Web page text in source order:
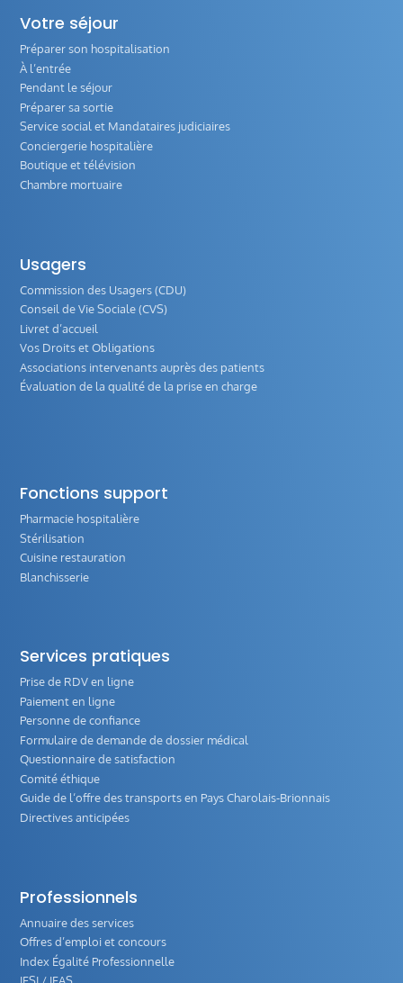
Votre séjour
Préparer son hospitalisation
À l’entrée
Pendant le séjour
Préparer sa sortie
Service social et Mandataires judiciaires
Conciergerie hospitalière
Boutique et télévision
Chambre mortuaire
Usagers
Commission des Usagers (CDU)
Conseil de Vie Sociale (CVS)
Livret d’accueil
Vos Droits et Obligations
Associations intervenants auprès des patients
Évaluation de la qualité de la prise en charge
Fonctions support
Pharmacie hospitalière
Stérilisation
Cuisine restauration
Blanchisserie
Services pratiques
Prise de RDV en ligne
Paiement en ligne
Personne de confiance
Formulaire de demande de dossier médical
Questionnaire de satisfaction
Comité éthique
Guide de l‘offre des transports en Pays Charolais-Brionnais
Directives anticipées
Professionnels
Annuaire des services
Offres d’emploi et concours
Index Égalité Professionnelle